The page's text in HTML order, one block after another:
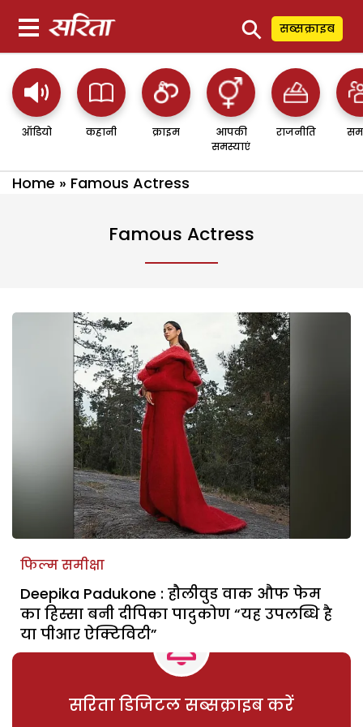
⚲ सब्सक्राइब
ऑडियो कहानी क्राइम
आपकी
समस्याएं
राजनीति
Home » Famous Actress
Famous Actress
फिल्म समीक्षा
Deepika Padukone : हौलीवुड वाक औफ फेम
का हिस्सा बनी दीपिका पादुकोण “यह उपलब्धि है
या पीआर ऐक्टिविटी”
सरिता डिजिटल सब्सक्राइब करें